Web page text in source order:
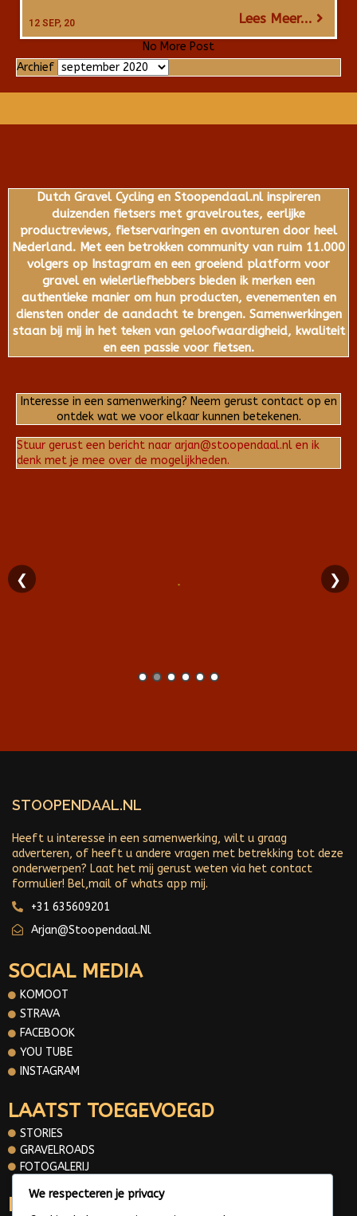
12 SEP, 20 Lees Meer...
No More Post
Archief Archief
Dutch Gravel Cycling en Stoopendaal.nl inspireren
duizenden fietsers met gravelroutes, eerlijke
productreviews, fietservaringen en avonturen door heel
Nederland. Met een betrokken community van ruim 11.000
volgers op Instagram en een groeiend platform voor
gravel en wielerliefhebbers bieden ik merken een
authentieke manier om hun producten, evenementen en
diensten onder de aandacht te brengen. Samenwerkingen
staan bij mij in het teken van geloofwaardigheid, kwaliteit
en een passie voor fietsen.
Interesse in een samenwerking? Neem gerust contact op en
ontdek wat we voor elkaar kunnen betekenen.
Stuur gerust een bericht naar arjan@stoopendaal.nl en ik
denk met je mee over de mogelijkheden.
❮ ❯
STOOPENDAAL.NL
Heeft u interesse in een samenwerking, wilt u graag
adverteren, of heeft u andere vragen met betrekking tot deze
onderwerpen? Laat het mij gerust weten via het contact
formulier! Bel,mail of whats app mij.
+31 635609201
Arjan@stoopendaal.nl
SOCIAL MEDIA
KOMOOT
STRAVA
FACEBOOK
YOU TUBE
INSTAGRAM
LAATST TOEGEVOEGD
STORIES
GRAVELROADS
FOTOGALERIJ
INFORMATIE
We respecteren je privacy